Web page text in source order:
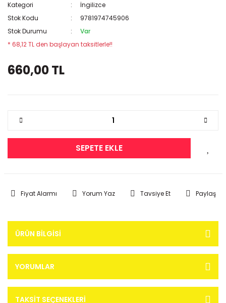
Kategori
İngilizce
Stok Kodu
9781974745906
Stok Durumu
Var
* 68,12 TL den başlayan taksitlerle!!
660,00 TL
SEPETE EKLE
Fiyat Alarmı Yorum Yaz Tavsiye Et Paylaş
ÜRÜN BILGISI
YORUMLAR
TAKSIT SEÇENEKLERI